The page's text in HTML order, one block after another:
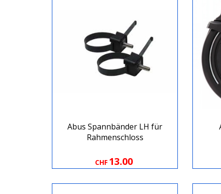
Abus Spannbänder LH für
Rahmenschloss
CHF 13.00